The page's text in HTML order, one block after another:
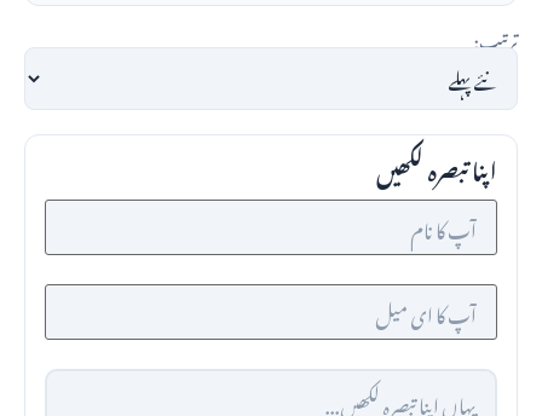
ترتیب:
اپنا تبصرہ لکھیں